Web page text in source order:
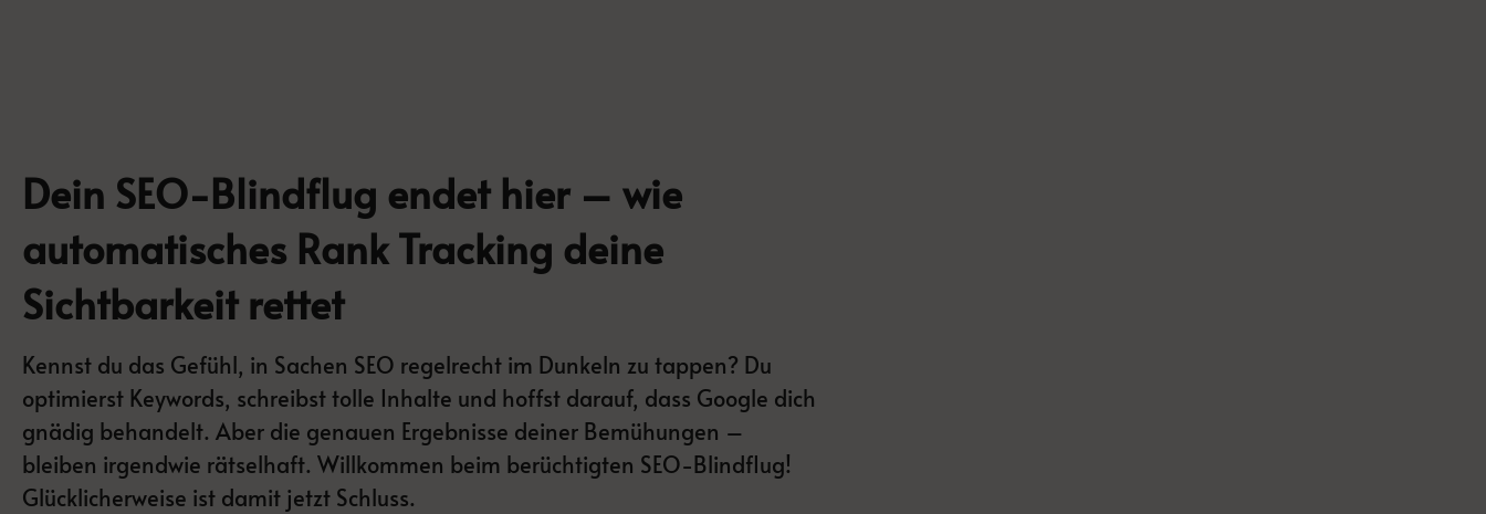
Dein SEO-Blindflug endet hier – wie
automatisches Rank Tracking deine
Sichtbarkeit rettet
Kennst du das Gefühl, in Sachen SEO regelrecht im Dunkeln zu tappen? Du
optimierst Keywords, schreibst tolle Inhalte und hoffst darauf, dass Google dich
gnädig behandelt. Aber die genauen Ergebnisse deiner Bemühungen –
bleiben irgendwie rätselhaft. Willkommen beim berüchtigten SEO-Blindflug!
Glücklicherweise ist damit jetzt Schluss.